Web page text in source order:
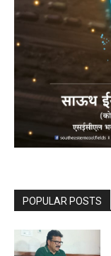
POPULAR POSTS